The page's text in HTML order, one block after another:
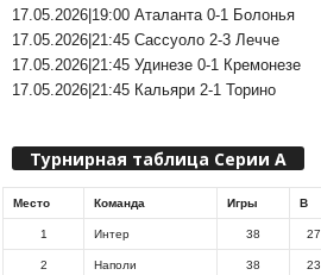
17.05.2026|19:00 Аталанта 0-1 Болонья
17.05.2026|21:45 Сассуоло 2-3 Лечче
17.05.2026|21:45 Удинезе 0-1 Кремонезе
17.05.2026|21:45 Кальяри 2-1 Торино
Турнирная таблица Серии А
Место Команда Игры В
1 Интер 38 27
2 Наполи 38 23